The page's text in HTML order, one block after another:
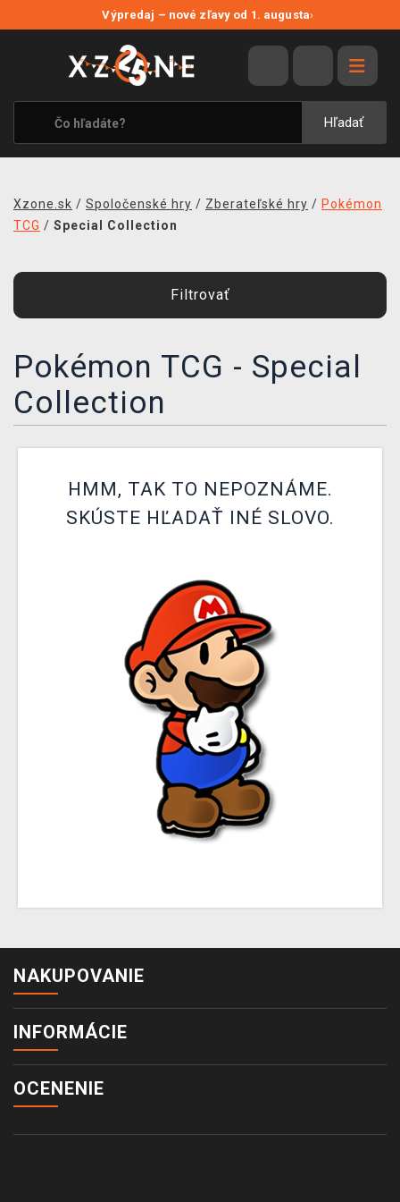
Výpredaj – nové zľavy od 1. augusta›
Hľadať
VÝPREDAJ
VIDEOHRY
XZONE ORIGINALS
TEMATIKY
MERCHANDISE
DOPRAVA
XZONE KLUB
Xzone.sk / Spoločenské hry / Zberateľské hry / Pokémon
TCG / Special Collection
Filtrovať
Pokémon TCG - Special
Collection
HMM, TAK TO NEPOZNÁME.
SKÚSTE HĽADAŤ INÉ SLOVO.
NAKUPOVANIE
INFORMÁCIE
OCENENIE